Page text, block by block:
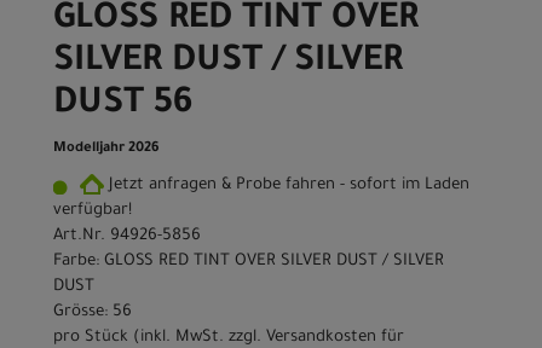
GLOSS RED TINT OVER
SILVER DUST / SILVER
DUST 56
Modelljahr 2026
Jetzt anfragen & Probe fahren - sofort im Laden
verfügbar!
Art.Nr. 94926-5856
Farbe: GLOSS RED TINT OVER SILVER DUST / SILVER
DUST
Grösse: 56
pro Stück (inkl. MwSt. zzgl. Versandkosten für